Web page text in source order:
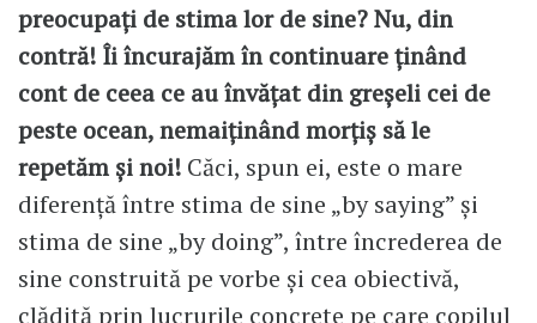
preocupaţi de stima lor de sine? Nu, din
contră! Îi încurajăm în continuare ţinând
cont de ceea ce au învăţat din greşeli cei de
peste ocean, nemaiţinând morţiş să le
repetăm şi noi! Căci, spun ei, este o mare
diferenţă între stima de sine „by saying” şi
stima de sine „by doing”, între încrederea de
sine construită pe vorbe şi cea obiectivă,
clădită prin lucrurile concrete pe care copilul